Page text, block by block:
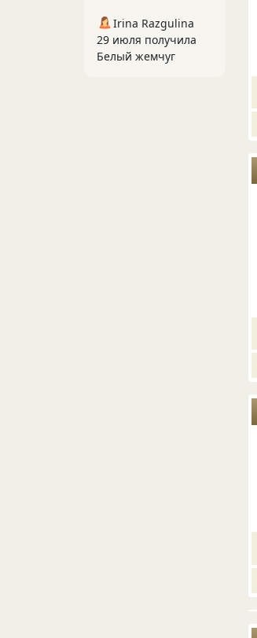
Irina Razgulina
29 июля получила
Белый жемчуг